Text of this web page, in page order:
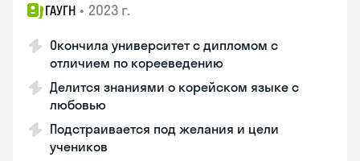
ГАУГН • 2023 г.
Окончила университет с дипломом с
отличием по корееведению
Делится знаниями о корейском языке с
любовью
Подстраивается под желания и цели
учеников